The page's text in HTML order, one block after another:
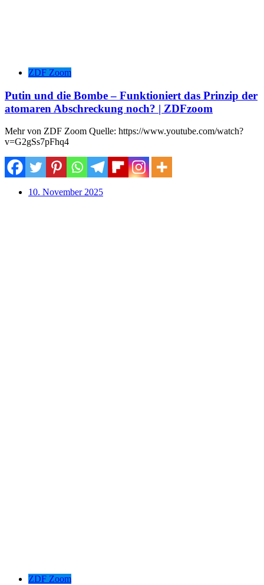
ZDF Zoom
Putin und die Bombe – Funktioniert das Prinzip der
atomaren Abschreckung noch? | ZDFzoom
Mehr von ZDF Zoom Quelle: https://www.youtube.com/watch?
v=G2gSs7pFhq4
10. November 2025
ZDF Zoom